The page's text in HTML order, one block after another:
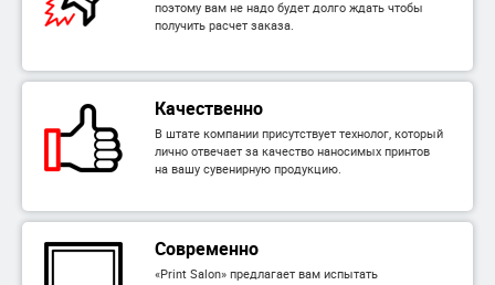
поэтому вам не надо будет долго ждать чтобы
получить расчет заказа.
Качественно
В штате компании присутствует технолог, который
лично отвечает за качество наносимых принтов
на вашу сувенирную продукцию.
Современно
«Print Salon» предлагает вам испытать